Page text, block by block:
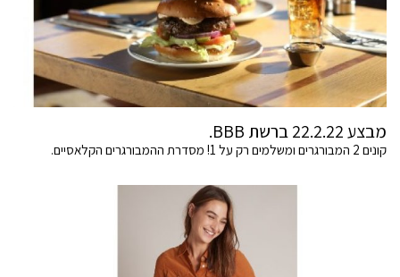
מבצע 22.2.22 ברשת BBB.
קונים 2 המבורגרים ומשלמים רק על 1! מסדרת ההמבורגרים הקלאסיים.